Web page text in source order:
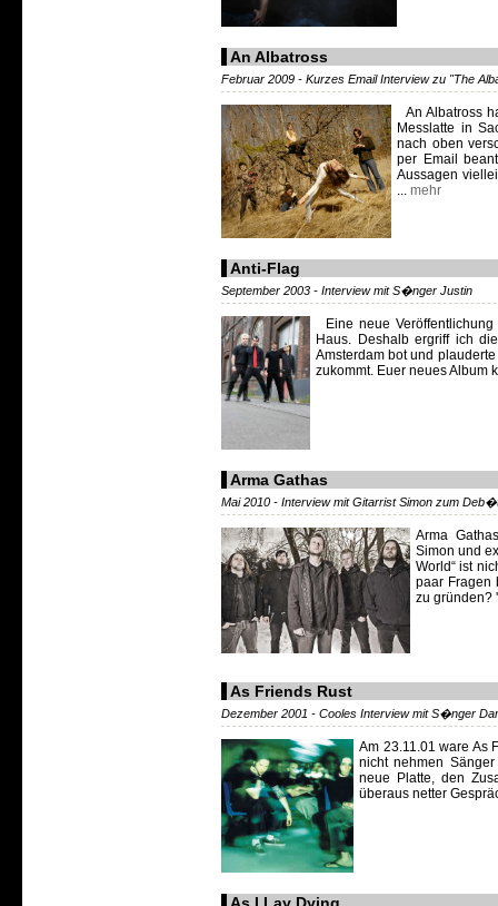
An Albatross
Februar 2009 - Kurzes Email Interview zu "The
An Albatross
Messlatte in
nach oben
per Email
Aussagen
mehr
Anti-Flag
September 2003 - Interview mit S�nger Justin
Eine neue
Haus. Deshalb ergriff ich
Amsterdam bot und
zukommt. Euer neues Album
Arma Gathas
Mai 2010 - Interview mit Gitarrist Simon zum
Arma
Simon und
World“ ist
paar Fragen
zu gründen?
As Friends Rust
Dezember 2001 - Cooles Interview mit S�nger
Am 23.11.01 ware As
nicht nehmen
neue Platte, den
überaus netter